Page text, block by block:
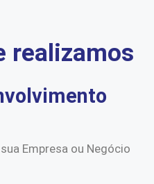
realizamos
Empresa ou Negócio